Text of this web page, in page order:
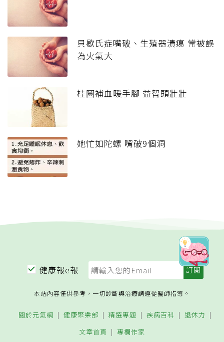
貝歇氏症嘴破、生殖器潰瘍 常被誤
為火氣大
桂圓補血暖手腳 益智頭壯壯
她忙如陀螺 嘴破9個洞
健康報e報
本站內容僅供參考，一切診斷與治療請遵從醫師指導。
關於元氣網 健康聚樂部 精選專題 疾病百科
退休力
文章首頁
專欄作家